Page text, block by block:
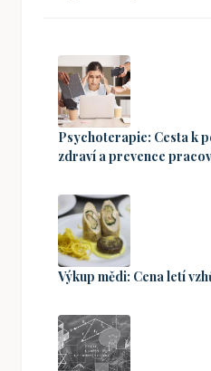
Psychoterapie: Cesta k
zdraví a prevence
Výkup mědi: Cena letí